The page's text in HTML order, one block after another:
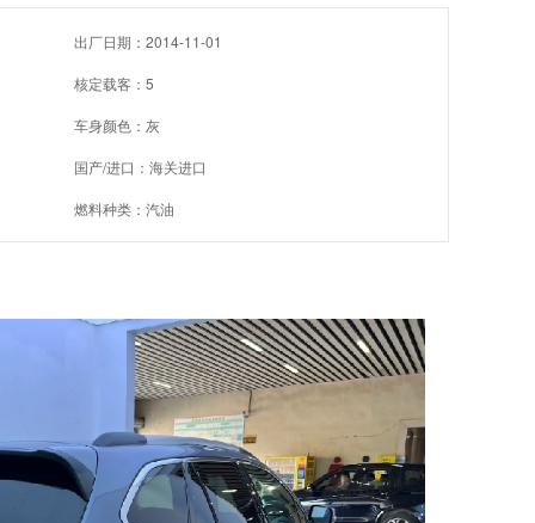
出厂日期：2014-11-01
核定载客：5
车身颜色：灰
国产/进口：海关进口
燃料种类：汽油